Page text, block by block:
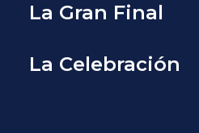
La Gran Final
La Celebración